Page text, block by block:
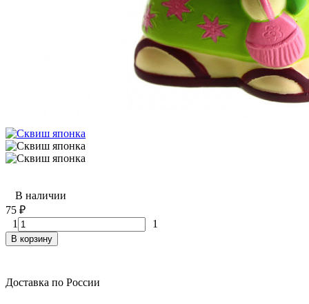
В наличии
75 ₽
1
1
В корзину
Доставка по России